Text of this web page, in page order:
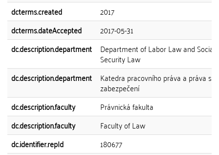
dcterms.created
2017
dcterms.dateAccepted
2017-05-31
dc.description.department
Department of Labor Law and Social
Security Law
dc.description.department
Katedra pracovního práva a práva
zabezpečení
dc.description.faculty
Právnická fakulta
dc.description.faculty
Faculty of Law
dc.identifier.repId
180677